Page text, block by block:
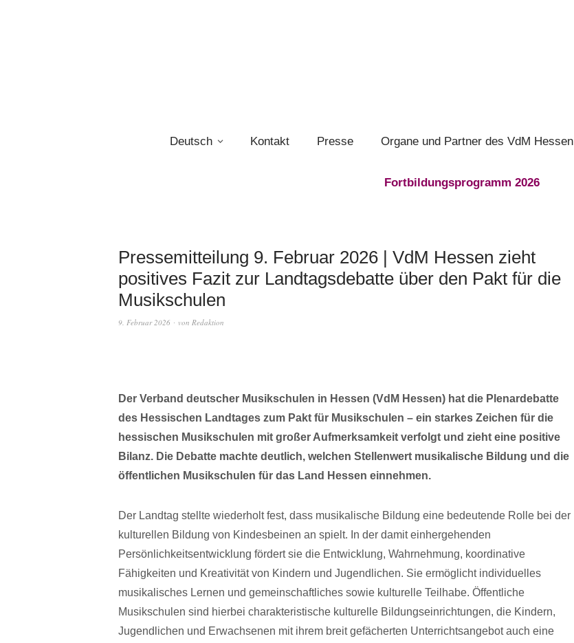
Deutsch Kontakt Presse Organe und Partner des VdM Hessen
Fortbildungsprogramm 2026
Pressemitteilung 9. Februar 2026 | VdM Hessen zieht
positives Fazit zur Landtagsdebatte über den Pakt für die
Musikschulen
9. Februar 2026 von Redaktion
Der Verband deutscher Musikschulen in Hessen (VdM Hessen) hat die Plenardebatte
des Hessischen Landtages zum Pakt für Musikschulen – ein starkes Zeichen für die
hessischen Musikschulen mit großer Aufmerksamkeit verfolgt und zieht eine positive
Bilanz. Die Debatte machte deutlich, welchen Stellenwert musikalische Bildung und die
öffentlichen Musikschulen für das Land Hessen einnehmen.
Der Landtag stellte wiederholt fest, dass musikalische Bildung eine bedeutende Rolle bei der
kulturellen Bildung von Kindesbeinen an spielt. In der damit einhergehenden
Persönlichkeitsentwicklung fördert sie die Entwicklung, Wahrnehmung, koordinative
Fähigkeiten und Kreativität von Kindern und Jugendlichen. Sie ermöglicht individuelles
musikalisches Lernen und gemeinschaftliches sowie kulturelle Teilhabe. Öffentliche
Musikschulen sind hierbei charakteristische kulturelle Bildungseinrichtungen, die Kindern,
Jugendlichen und Erwachsenen mit ihrem breit gefächerten Unterrichtsangebot auch eine